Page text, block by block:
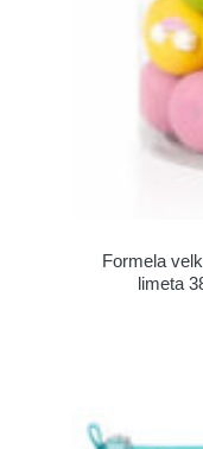
Formela
limeta